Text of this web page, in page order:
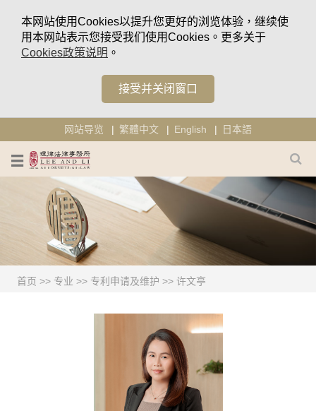
本网站使用Cookies以提升您更好的浏览体验，继续使
用本网站表示您接受我们使用Cookies。更多关于
Cookies政策说明 。
接受并关闭窗口
网站导览 繁體中文 English 日本語
首页 >> 专业 >> 专利申请及维护 >> 许文亭